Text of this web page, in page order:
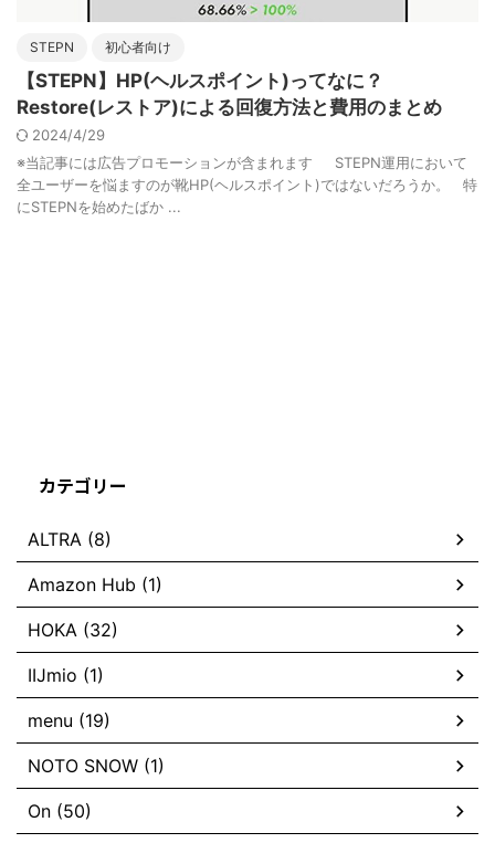
STEPN 初心者向け
【STEPN】HP(ヘルスポイント)ってなに？
Restore(レストア)による回復方法と費用のまとめ
2024/4/29
※当記事には広告プロモーションが含まれます STEPN運用において
全ユーザーを悩ますのが靴HP(ヘルスポイント)ではないだろうか。 特
にSTEPNを始めたばか ...
カテゴリー
ALTRA (8)
Amazon Hub (1)
HOKA (32)
IIJmio (1)
menu (19)
NOTO SNOW (1)
On (50)